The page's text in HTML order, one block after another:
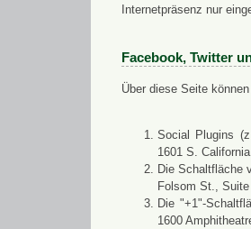
Internetpräsenz nur
Facebook, Twitter
Über diese Seite
Social Plugins
1601 S.
Die Schaltfläche
Folsom St.,
Die "+1"-
1600